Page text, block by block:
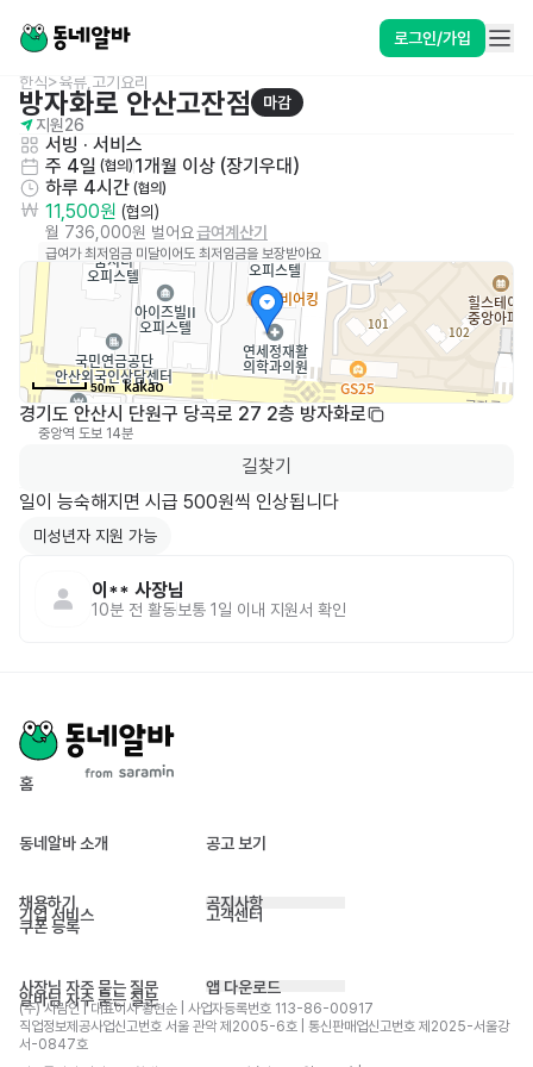
로그인/가입
한식>육류,고기요리
방자화로 안산고잔점
마감
지원26
서빙 · 서비스
주 4일 (협의) 1개월 이상 (장기우대)
하루 4시간 (협의)
11,500원 (협의)
월 736,000원 벌어요급여계산기
급여가 최저임금 미달이어도 최저임금을 보장받아요
50m
경기도 안산시 단원구 당곡로 27 2층 방자화로
중앙역 도보 14분
길찾기
일이 능숙해지면 시급 500원씩 인상됩니다
미성년자 지원 가능
이** 사장님
10분 전 활동보통 1일 이내 지원서 확인
홈
동네알바 소개 공고 보기
채용하기
기업 서비스
쿠폰 등록
공지사항
고객센터
사장님 자주 묻는 질문
알바님 자주 묻는 질문
앱 다운로드
(주) 사람인 | 대표이사 황현순 | 사업자등록번호 113-86-00917
직업정보제공사업신고번호 서울 관악 제2005-6호 | 통신판매업신고번호 제2025-서울강
서-0847호